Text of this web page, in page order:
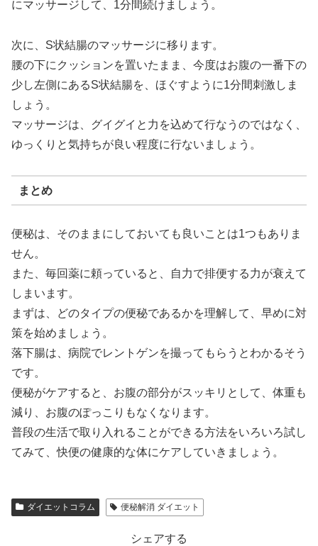
にマッサージして、1分間続けましょう。
次に、S状結腸のマッサージに移ります。
腰の下にクッションを置いたまま、今度はお腹の一番下の
少し左側にあるS状結腸を、ほぐすように1分間刺激しま
しょう。
マッサージは、グイグイと力を込めて行なうのではなく、
ゆっくりと気持ちが良い程度に行ないましょう。
まとめ
便秘は、そのままにしておいても良いことは1つもありま
せん。
また、毎回薬に頼っていると、自力で排便する力が衰えて
しまいます。
まずは、どのタイプの便秘であるかを理解して、早めに対
策を始めましょう。
落下腸は、病院でレントゲンを撮ってもらうとわかるそう
です。
便秘がケアすると、お腹の部分がスッキリとして、体重も
減り、お腹のぽっこりもなくなります。
普段の生活で取り入れることができる方法をいろいろ試し
てみて、快便の健康的な体にケアしていきましょう。
ダイエットコラム 便秘解消 ダイエット
シェアする